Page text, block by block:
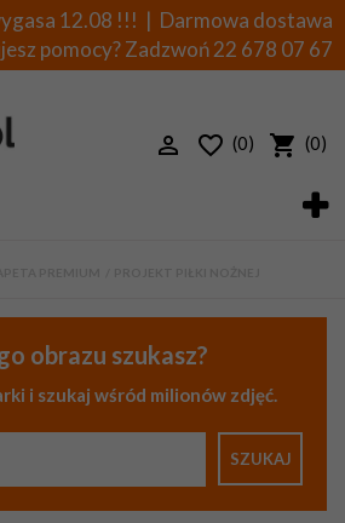
12.08 !!! | Darmowa dostawa
pomocy? Zadzwoń22 678 07 67
(0) (0)
obrazu szukasz?
i szukaj wśród milionów zdjęć.
SZUKAJ